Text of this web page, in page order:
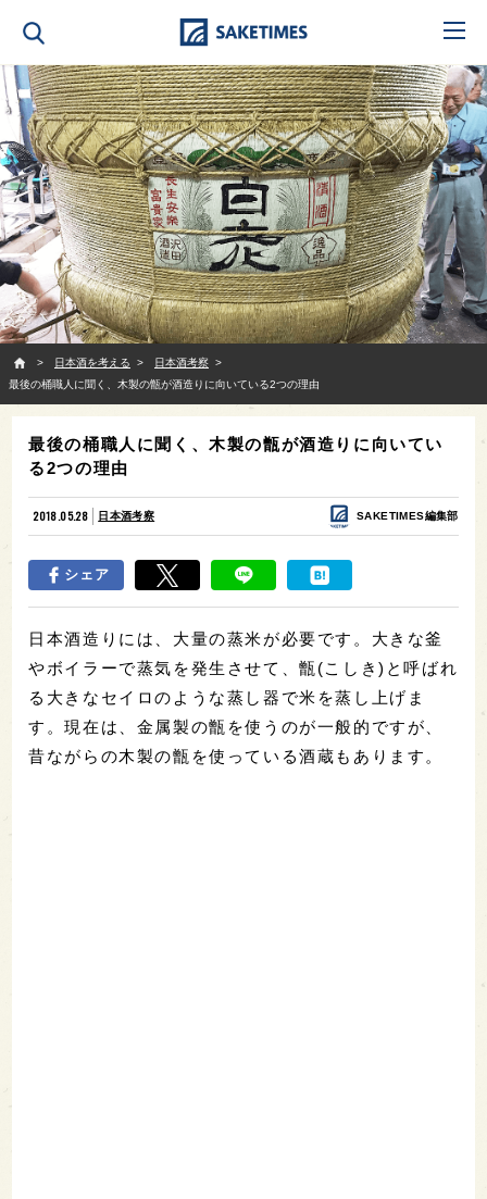
日本酒を考える
日本酒考察
最後の桶職人に聞く、木製の甑が酒造りに向いている2つの理由
最後の桶職人に聞く、木製の甑が酒造りに向いてい
る2つの理由
2018.05.28 日本酒考察 SAKETIMES編集部
シェア
日本酒造りには、大量の蒸米が必要です。大きな釜
やボイラーで蒸気を発生させて、甑(こしき)と呼ばれ
る大きなセイロのような蒸し器で米を蒸し上げま
す。現在は、金属製の甑を使うのが一般的ですが、
昔ながらの木製の甑を使っている酒蔵もあります。